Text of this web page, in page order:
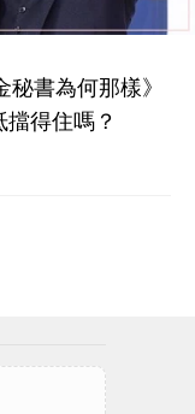
書為何那樣》
得住嗎？